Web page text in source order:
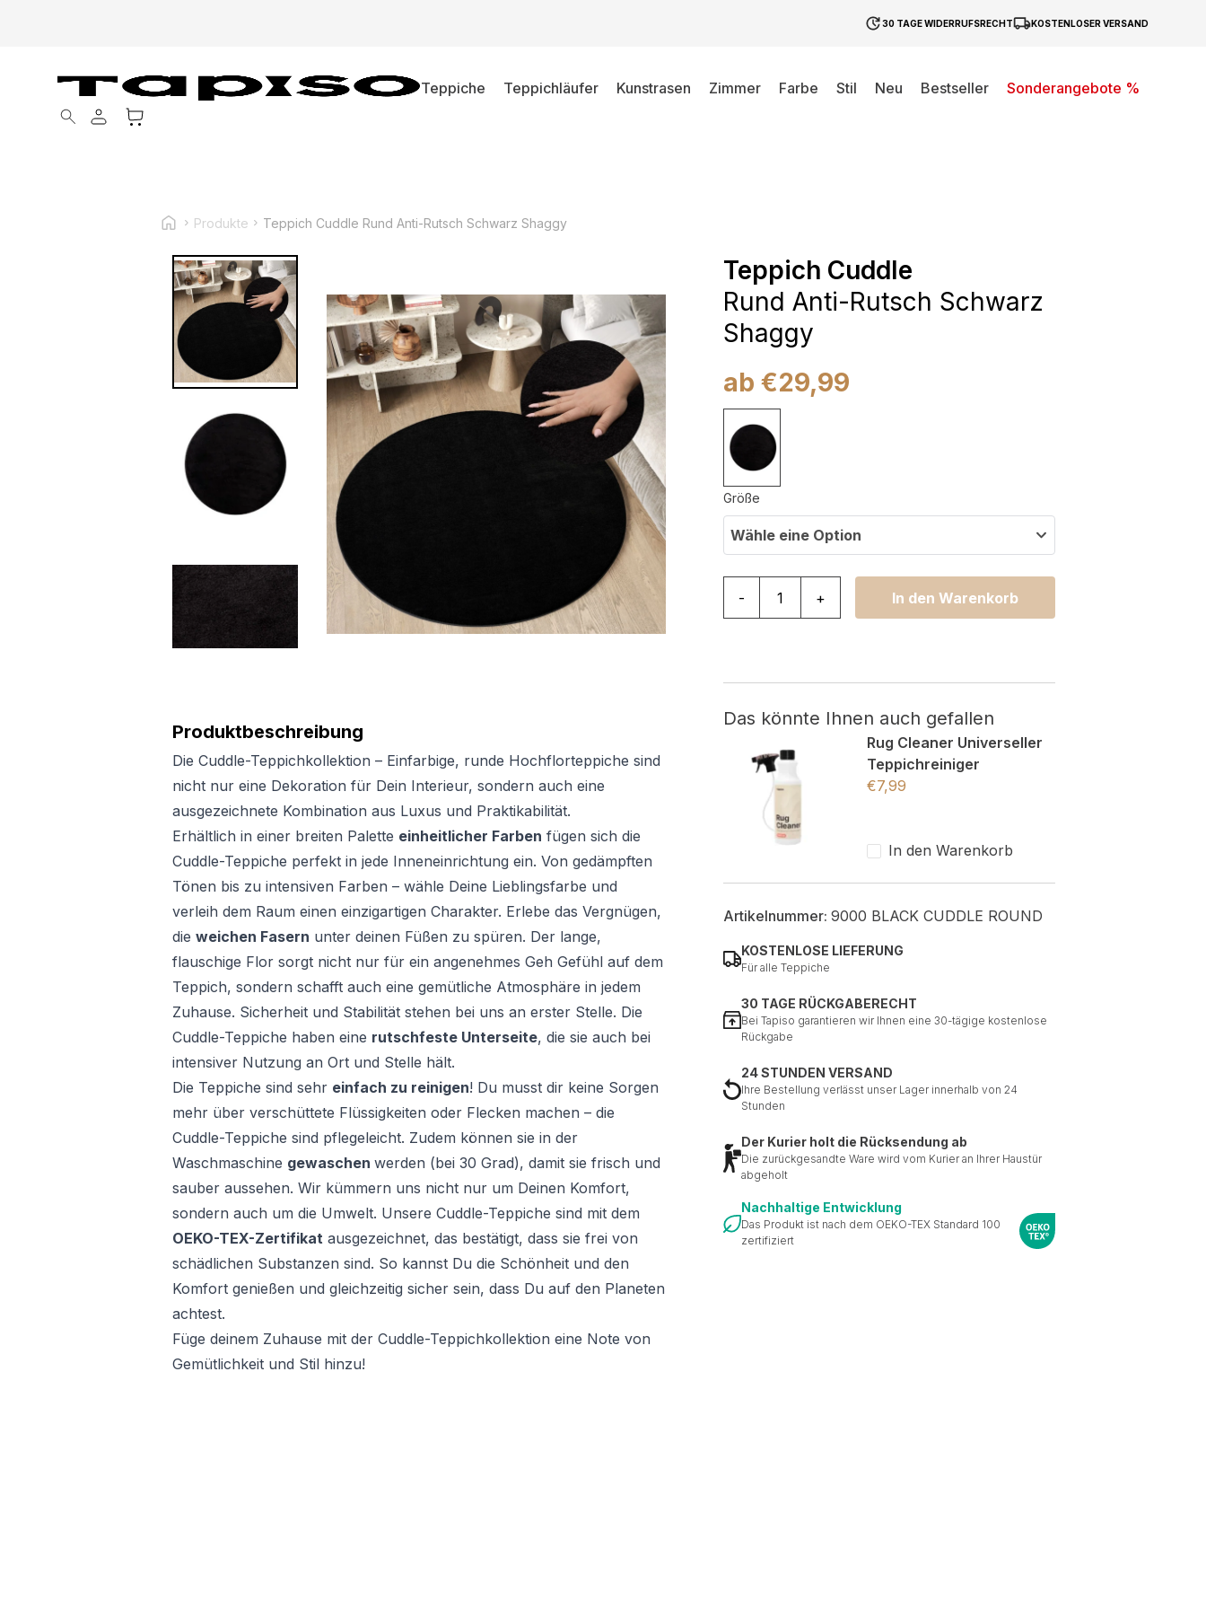
30 TAGE WIDERRUFSRECHT KOSTENLOSER VERSAND
Teppiche Teppichläufer Kunstrasen Zimmer Farbe Stil Neu Bestseller
Sonderangebote %
Products search
Produkte Teppich Cuddle Rund Anti-Rutsch Schwarz Shaggy
Produktbeschreibung
Die Cuddle-Teppichkollektion – Einfarbige, runde Hochflorteppiche sind
nicht nur eine Dekoration für Dein Interieur, sondern auch eine
ausgezeichnete Kombination aus Luxus und Praktikabilität.
Erhältlich in einer breiten Palette einheitlicher Farben fügen sich die
Cuddle-Teppiche perfekt in jede Inneneinrichtung ein. Von gedämpften
Tönen bis zu intensiven Farben – wähle Deine Lieblingsfarbe und
verleih dem Raum einen einzigartigen Charakter. Erlebe das Vergnügen,
die weichen Fasern unter deinen Füßen zu spüren. Der lange,
flauschige Flor sorgt nicht nur für ein angenehmes Geh Gefühl auf dem
Teppich, sondern schafft auch eine gemütliche Atmosphäre in jedem
Zuhause. Sicherheit und Stabilität stehen bei uns an erster Stelle. Die
Cuddle-Teppiche haben eine rutschfeste Unterseite, die sie auch bei
intensiver Nutzung an Ort und Stelle hält.
Die Teppiche sind sehr einfach zu reinigen! Du musst dir keine Sorgen
mehr über verschüttete Flüssigkeiten oder Flecken machen – die
Cuddle-Teppiche sind pflegeleicht. Zudem können sie in der
Waschmaschine gewaschen werden (bei 30 Grad), damit sie frisch und
sauber aussehen. Wir kümmern uns nicht nur um Deinen Komfort,
sondern auch um die Umwelt. Unsere Cuddle-Teppiche sind mit dem
OEKO-TEX-Zertifikat ausgezeichnet, das bestätigt, dass sie frei von
schädlichen Substanzen sind. So kannst Du die Schönheit und den
Komfort genießen und gleichzeitig sicher sein, dass Du auf den Planeten
achtest.
Füge deinem Zuhause mit der Cuddle-Teppichkollektion eine Note von
Gemütlichkeit und Stil hinzu!
Teppich Cuddle
Rund Anti-Rutsch Schwarz
Shaggy
ab €29,99
Größe
Wähle eine Option
- + In den Warenkorb
Das könnte Ihnen auch gefallen
Rug Cleaner Universeller
Teppichreiniger
€7,99
In den Warenkorb
Artikelnummer: 9000 BLACK CUDDLE ROUND
KOSTENLOSE LIEFERUNG
Für alle Teppiche
30 TAGE RÜCKGABERECHT
Bei Tapiso garantieren wir Ihnen eine 30-tägige kostenlose
Rückgabe
24 STUNDEN VERSAND
Ihre Bestellung verlässt unser Lager innerhalb von 24
Stunden
Der Kurier holt die Rücksendung ab
Die zurückgesandte Ware wird vom Kurier an Ihrer Haustür
abgeholt
Nachhaltige Entwicklung
Das Produkt ist nach dem OEKO-TEX Standard 100
zertifiziert